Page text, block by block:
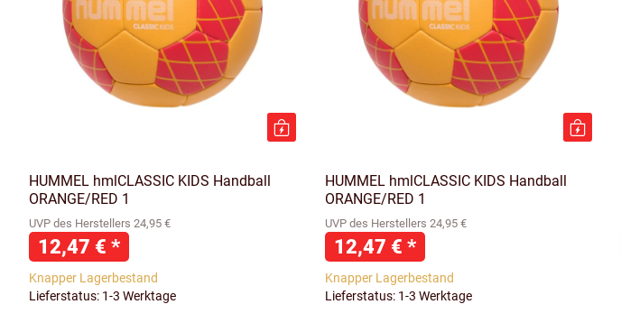
HUMMEL hmlCLASSIC KIDS Handball
ORANGE/RED 1
UVP des Herstellers 24,95 €
12,47 € *
Knapper Lagerbestand
Lieferstatus: 1-3 Werktage
HUMMEL hmlCLASSIC KIDS Handball
ORANGE/RED 1
UVP des Herstellers 24,95 €
12,47 € *
Knapper Lagerbestand
Lieferstatus: 1-3 Werktage